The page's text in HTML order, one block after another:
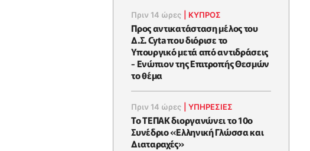
Πριν 14 ώρες ΚΥΠΡΟΣ
Προς αντικατάσταση μέλος του
Δ.Σ. Cyta που διόρισε το
Υπουργικό μετά από αντιδράσεις
- Ενώπιον της Επιτροπής Θεσμών
το θέμα
Πριν 14 ώρες |ΥΠΗΡΕΣΙΕΣ
Το ΤΕΠΑΚ διοργανώνει το 10ο
Συνέδριο «Ελληνική Γλώσσα και
Διαταραχές»